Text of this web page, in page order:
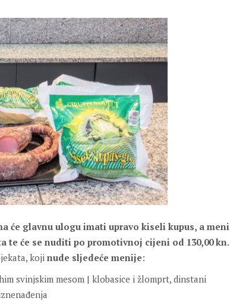
će glavnu ulogu imati upravo kiseli kupus, a meni
te će se nuditi po promotivnoj cijeni od 130,00 kn.
koji nude sljedeće menije:
svinjskim mesom | klobasice i žlomprt, dinstani